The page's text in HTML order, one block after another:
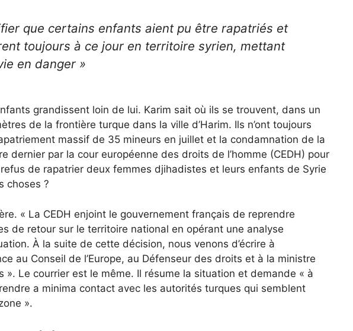
que certains enfants aient pu être rapatriés et
toujours à ce jour en territoire syrien, mettant
en danger »
grandissent loin de lui. Karim sait où ils se trouvent, dans un
de la frontière turque dans la ville d’Harim. Ils n’ont toujours
massif de 35 mineurs en juillet et la condamnation de la
dernier par la cour européenne des droits de l’homme (CEDH) pour
refus de rapatrier deux femmes djihadistes et leurs enfants de Syrie
choses ?
« La CEDH enjoint le gouvernement français de reprendre
de retour sur le territoire national en opérant une analyse
À la suite de cette décision, nous venons d’écrire à
au Conseil de l’Europe, au Défenseur des droits et à la ministre
». Le courrier est le même. Il résume la situation et demande « à
a minima contact avec les autorités turques qui semblent
».